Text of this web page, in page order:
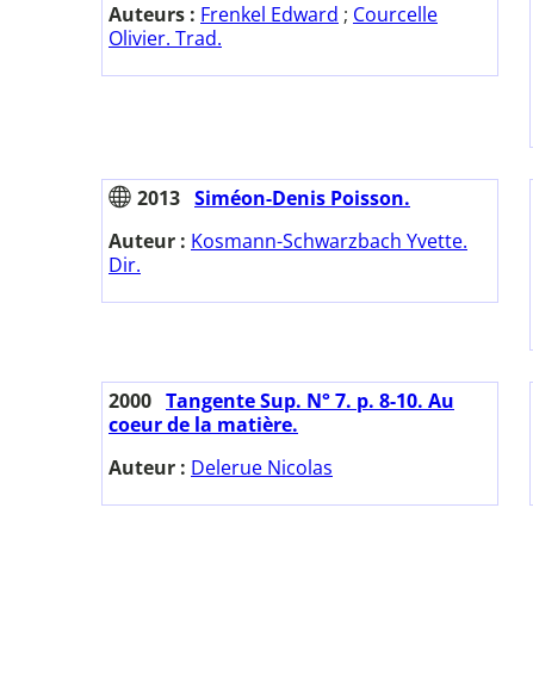
Auteurs : Frenkel Edward ; Courcelle
Olivier. Trad.
2013 Siméon-Denis Poisson.
Auteur : Kosmann-Schwarzbach Yvette.
Dir.
2000 Tangente Sup. N° 7. p. 8-10. Au
coeur de la matière.
Auteur : Delerue Nicolas